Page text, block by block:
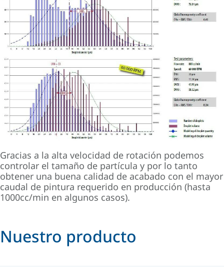
Gracias a la alta velocidad de rotación podemos
controlar el tamaño de partícula y por lo tanto
obtener una buena calidad de acabado con el mayor
caudal de pintura requerido en producción (hasta
1000cc/min en algunos casos).
Nuestro producto